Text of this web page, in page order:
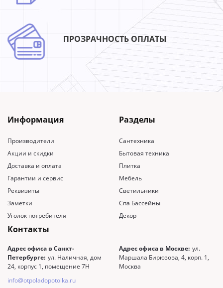
ПРОЗРАЧНОСТЬ ОПЛАТЫ
Информация
Производители
Акции и скидки
Доставка и оплата
Гарантии и сервис
Реквизиты
Заметки
Уголок потребителя
Разделы
Сантехника
Бытовая техника
Плитка
Мебель
Светильники
Спа Бассейны
Декор
Контакты
Адрес офиса в Санкт-
Петербурге: ул. Наличная, дом
24, корпус 1, помещение 7Н
Адрес офиса в Москве: ул.
Маршала Бирюзова, 4, корп. 1,
Москва
info@otpoladopotolka.ru